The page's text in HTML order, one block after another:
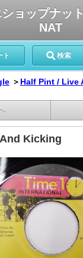
ョップナッ
NAT
ト 検索
＞ Half Pint / Live
Kicking